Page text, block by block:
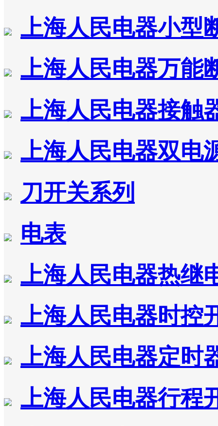
上海人民电器小型
上海人民电器万能
上海人民电器接触
上海人民电器双电
刀开关系列
电表
上海人民电器热继
上海人民电器时控
上海人民电器定时
上海人民电器行程